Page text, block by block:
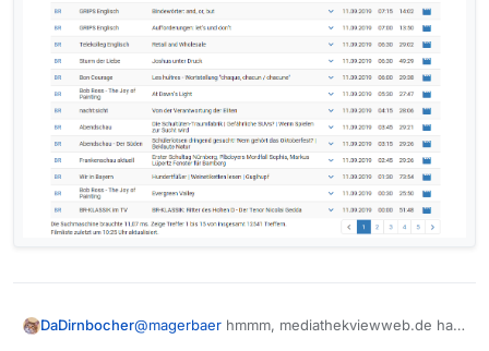
DaDirnbocher@magerbaer hmmm, mediathekviewweb.de hat